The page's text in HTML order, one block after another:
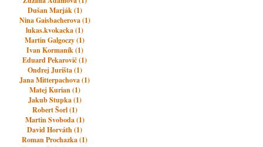
Dušan Marják (1)
Nina Gaisbacherova (1)
lukas.kvokacka (1)
Martin Galgoczy (1)
Ivan Kormaník (1)
Eduard Pekarovič (1)
Ondrej Jurišta (1)
Jana Mitterpachova (1)
Matej Kurian (1)
Jakub Stupka (1)
Robert Šorl (1)
Martin Svoboda (1)
David Horváth (1)
Roman Prochazka (1)